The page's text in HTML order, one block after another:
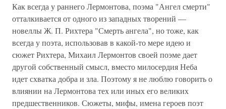
Как всегда у раннего Лермонтова, поэма "Ангел смерти"
отталкивается от одного из западных творений —
новеллы Ж. П. Рихтера "Смерть ангела", но тоже, как
всегда у поэта, использовав в какой-то мере идею и
сюжет Рихтера, Михаил Лермонтов своей поэме дает
другой собственный смысл, вместо милосердия Неба
идет схватка добра и зла. Поэтому я не люблю говорить о
влиянии на Лермонтова тех или иных его великих
предшественников. Сюжеты, мифы, имена героев поэт